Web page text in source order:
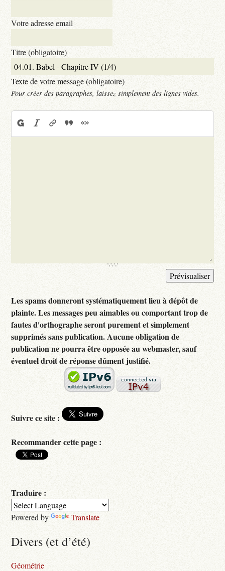
Votre adresse email
Titre (obligatoire)
Texte de votre message (obligatoire)
Pour créer des paragraphes, laissez simplement des lignes vides.
Les spams donneront systématiquement lieu à dépôt de
plainte. Les messages peu aimables ou comportant trop de
fautes d'orthographe seront purement et simplement
supprimés sans publication. Aucune obligation de
publication ne pourra être opposée au webmaster, sauf
éventuel droit de réponse dûment justifié.
Suivre ce site :
Recommander cette page :
Traduire :
Powered by Translate
Divers (et d’été)
Géométrie